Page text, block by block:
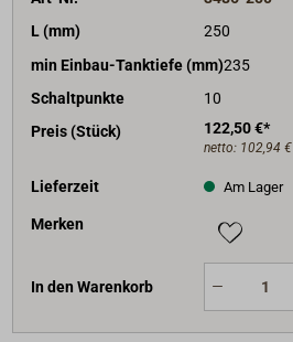
L (mm)
250
min Einbau-Tanktiefe (mm)235
Schaltpunkte
10
Preis (Stück)
122,50 €*
netto: 102,94 €
Lieferzeit Am Lager
Merken
In den Warenkorb